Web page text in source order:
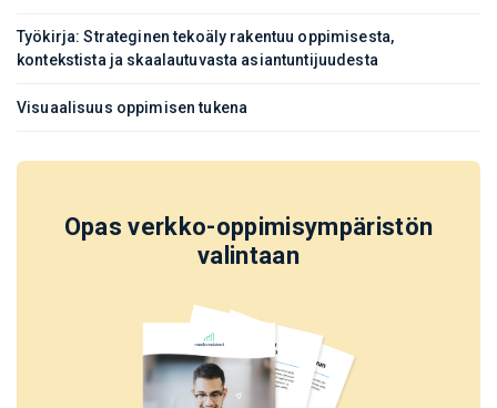
Työkirja: Strateginen tekoäly rakentuu oppimisesta,
kontekstista ja skaalautuvasta asiantuntijuudesta
Visuaalisuus oppimisen tukena
Opas verkko-oppimisympäristön
valintaan